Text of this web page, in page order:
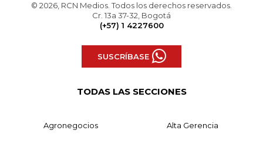
© 2026, RCN Medios. Todos los derechos reservados.
Cr. 13a 37-32, Bogotá
(+57) 1 4227600
SUSCRÍBASE
TODAS LAS SECCIONES
Agronegocios Alta Gerencia